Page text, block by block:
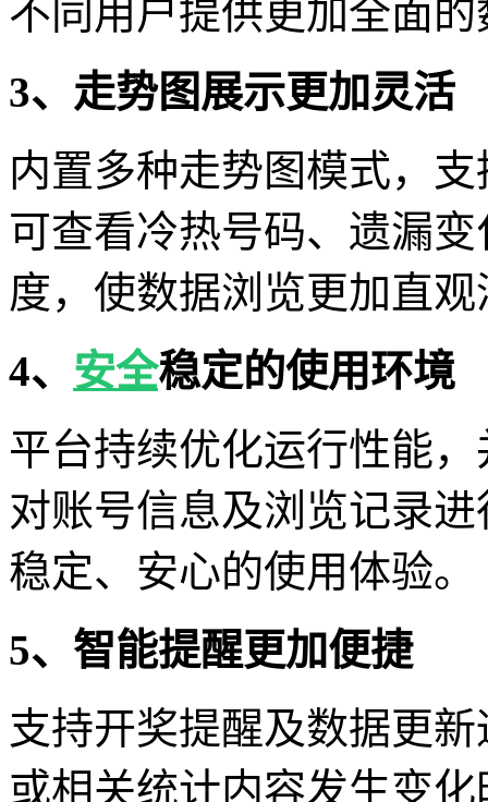
不同用户提供更加全面
3、走势图展示更加灵活
内置多种走势图模式，
可查看冷热号码、遗漏
度，使数据浏览更加直
4、 安全稳定的使用环境
平台持续优化运行性能
对账号信息及浏览记录
稳定、安心的使用体验。
5、智能提醒更加便捷
支持开奖提醒及数据更
或相关统计内容发生变